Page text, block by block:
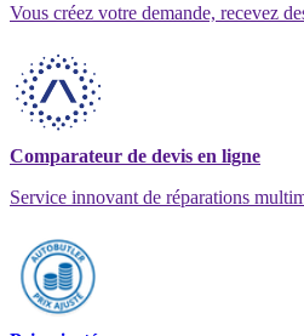
Vous créez votre demande, recevez
Comparateur de devis en ligne
Service innovant de réparations